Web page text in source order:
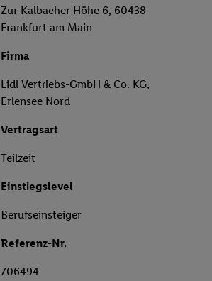
Zur Kalbacher Höhe 6, 60438
Frankfurt am Main
Firma
Lidl Vertriebs-GmbH & Co. KG,
Erlensee Nord
Vertragsart
Teilzeit
Einstiegslevel
Berufseinsteiger
Referenz-Nr.
706494